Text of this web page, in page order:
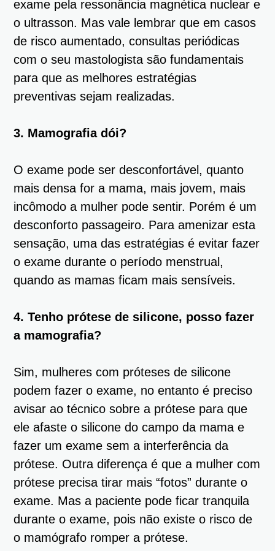
exame pela ressonância magnética nuclear e
o ultrasson. Mas vale lembrar que em casos
de risco aumentado, consultas periódicas
com o seu mastologista são fundamentais
para que as melhores estratégias
preventivas sejam realizadas.
3. Mamografia dói?
O exame pode ser desconfortável, quanto
mais densa for a mama, mais jovem, mais
incômodo a mulher pode sentir. Porém é um
desconforto passageiro. Para amenizar esta
sensação, uma das estratégias é evitar fazer
o exame durante o período menstrual,
quando as mamas ficam mais sensíveis.
4. Tenho prótese de silicone, posso fazer
a mamografia?
Sim, mulheres com próteses de silicone
podem fazer o exame, no entanto é preciso
avisar ao técnico sobre a prótese para que
ele afaste o silicone do campo da mama e
fazer um exame sem a interferência da
prótese. Outra diferença é que a mulher com
prótese precisa tirar mais “fotos” durante o
exame. Mas a paciente pode ficar tranquila
durante o exame, pois não existe o risco de
o mamógrafo romper a prótese.